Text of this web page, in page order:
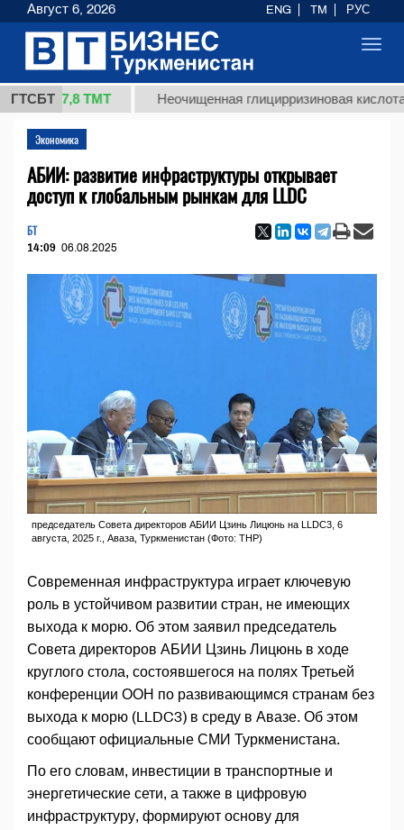
ГТСБТ
37,8 ТМТ Неочищенная глицирризиновая кислота
Экономика
АБИИ: развитие инфраструктуры открывает
доступ к глобальным рынкам для LLDC
БТ
14:09 06.08.2025
председатель Совета директоров АБИИ Цзинь Лицюнь на LLDC3, 6
августа, 2025 г., Аваза, Туркменистан (Фото: ТНР)
Современная инфраструктура играет ключевую
роль в устойчивом развитии стран, не имеющих
выхода к морю. Об этом заявил председатель
Совета директоров АБИИ Цзинь Лицюнь в ходе
круглого стола, состоявшегося на полях Третьей
конференции ООН по развивающимся странам без
выхода к морю (LLDC3) в среду в Авазе. Об этом
сообщают официальные СМИ Туркменистана.
По его словам, инвестиции в транспортные и
энергетические сети, а также в цифровую
инфраструктуру, формируют основу для
Август 6, 2026 ENG TM РУС